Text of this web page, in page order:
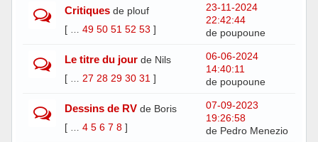
Critiques de plouf
[
49 50 51 52 53 ]
23-11-2024
22:42:44
de poupoune
Le titre du jour de Nils
[
27 28 29 30 31 ]
06-06-2024
14:40:11
de poupoune
Dessins de RV de Boris
[
4 5 6 7 8]
07-09-2023
19:26:58
de Pedro Menezio